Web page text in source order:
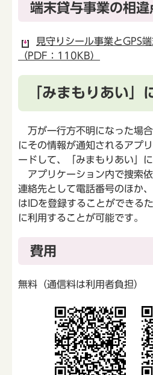
端末貸与事業の相違
見守りシール事業とGPS
（PDF：110KB）
「みまもりあい」
万が一行方不明になった場
にその情報が通知されるアプ
ードして、「みまもりあい」
アプリケーション内で捜索
連絡先として電話番号のほか
はIDを登録することができる
に利用することが可能です。
費用
無料（通信料は利用者負担）